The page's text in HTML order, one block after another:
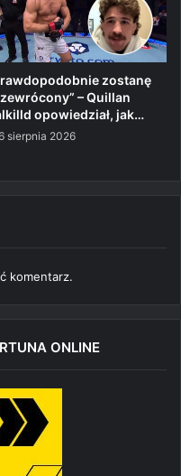
zostanę
– Quillan
opowiedział, jak…
sierpnia 2026
komentarz.
ONLINE